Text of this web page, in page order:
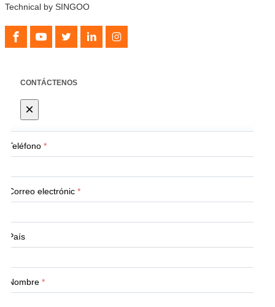
Technical by SINGOO
CONTÁCTENOS
×
Teléfono *
Correo electrónic *
País
Nombre *